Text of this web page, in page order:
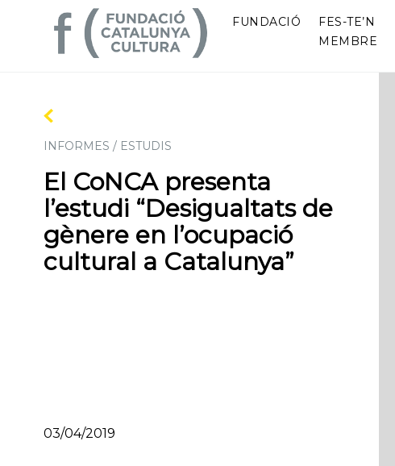
FUNDACIÓ
FES-TE’N
MEMBRE
INFORMES / ESTUDIS
El CoNCA presenta
l’estudi “Desigualtats de
gènere en l’ocupació
cultural a Catalunya”
03/04/2019